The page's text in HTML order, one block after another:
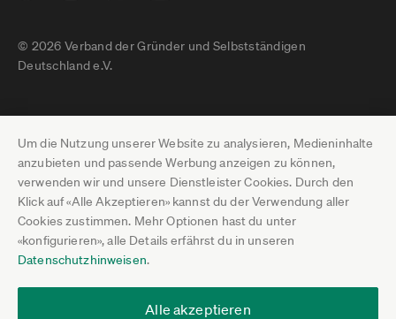
Um die Nutzung unserer Website zu analysieren, Medieninhalte
anzubieten und passende Werbung anzeigen zu können,
verwenden wir und unsere Dienstleister Cookies. Durch den
Klick auf «Alle Akzeptieren» kannst du der Verwendung aller
Cookies zustimmen. Mehr Optionen hast du unter
«konfigurieren», alle Details erfährst du in unseren
Datenschutzhinweisen.
Alle akzeptieren
© 2026 Verband der Gründer und Selbstständigen
Deutschland e.V.
Impressum
Datenschutz
Pressebereich
Jobs